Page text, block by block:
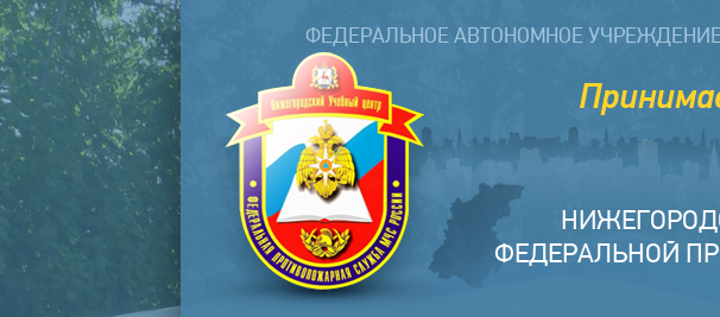
ФЕДЕРАЛЬНОЕ АВТОНОМНОЕ
Принимаем
ФЕДЕРАЛЬНОЙ